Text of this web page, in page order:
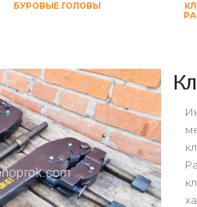
БУРОВЫЕ ГОЛОВЫ